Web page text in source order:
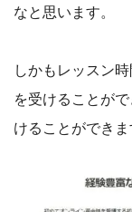
なと思います。
しかもレッスン
を受けることが
けることができま